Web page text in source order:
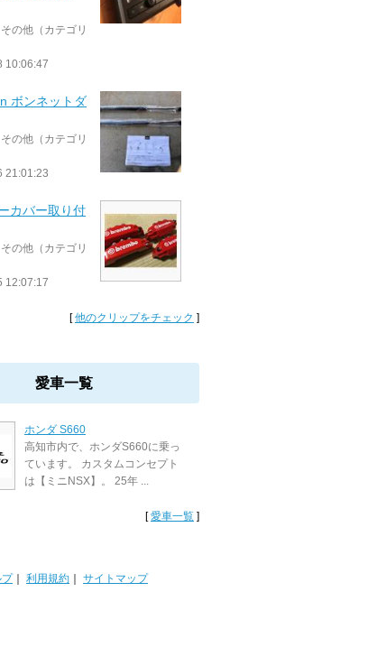
の他（カテゴリ
10:06:47
ボンネットダ
の他（カテゴリ
21:01:23
カバー取り付
の他（カテゴリ
12:07:17
[他のクリップをチェック ]
愛車一覧
ホンダ S660
高知市内で、ホンダS660に乗っ
ています。 カスタムコンセプト
は【ミニNSX】。 25年 ...
[愛車一覧 ]
｜ 利用規約 サイトマップ